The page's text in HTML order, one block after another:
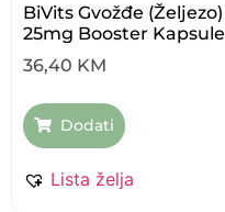
BiVits Gvožđe (željezo)
25mg Booster Kapsule
36,40 KM
Dodati
Lista želja